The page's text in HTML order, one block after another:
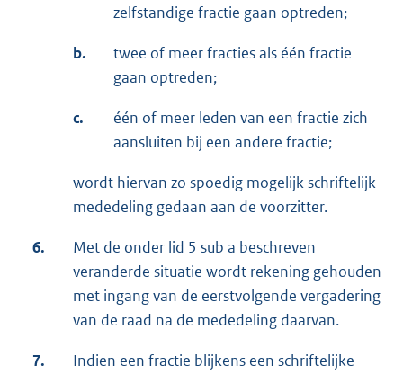
zelfstandige fractie gaan optreden;
b.
twee of meer fracties als één fractie
gaan optreden;
c.
één of meer leden van een fractie zich
aansluiten bij een andere fractie;
wordt hiervan zo spoedig mogelijk schriftelijk
mededeling gedaan aan de voorzitter.
6.
Met de onder lid 5 sub a beschreven
veranderde situatie wordt rekening gehouden
met ingang van de eerstvolgende vergadering
van de raad na de mededeling daarvan.
7.
Indien een fractie blijkens een schriftelijke